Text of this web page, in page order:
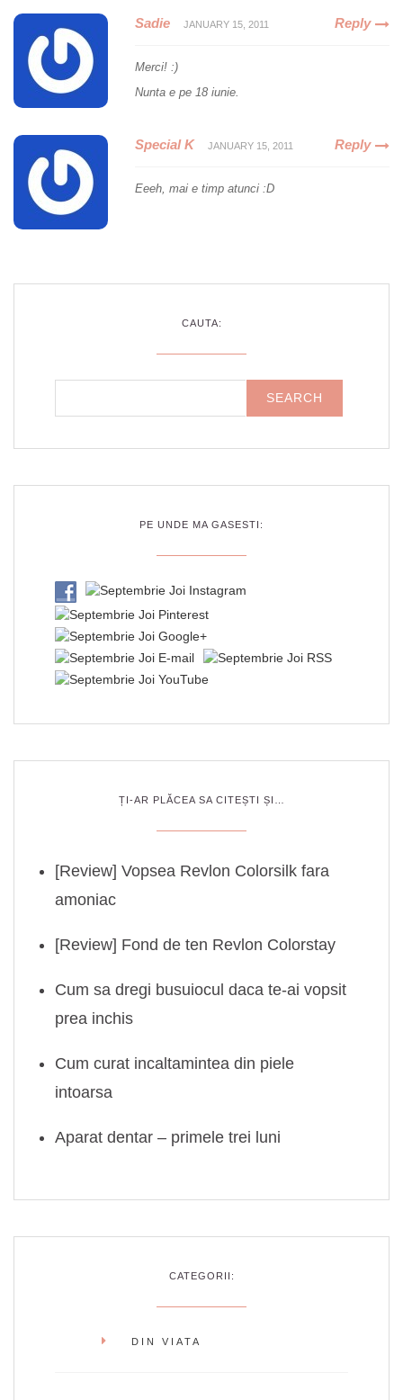
Sadie JANUARY 15, 2011 Reply
Merci! :)
Nunta e pe 18 iunie.
Special K JANUARY 15, 2011 Reply
Eeeh, mai e timp atunci :D
CAUTA:
PE UNDE MA GASESTI:
ȚI-AR PLĂCEA SA CITEȘTI ȘI…
[Review] Vopsea Revlon Colorsilk fara
amoniac
[Review] Fond de ten Revlon Colorstay
Cum sa dregi busuiocul daca te-ai vopsit
prea inchis
Cum curat incaltamintea din piele
intoarsa
Aparat dentar – primele trei luni
CATEGORII:
DIN VIATA